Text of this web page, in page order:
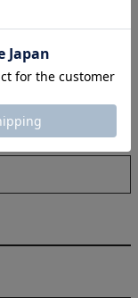
エスエスケイ 硬式用木
イザリースタッフモデル
一般 プロエッジ メイプ
84cm 85cm